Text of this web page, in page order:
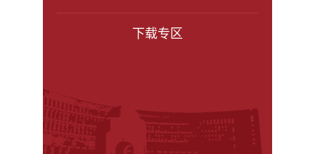
下载专区